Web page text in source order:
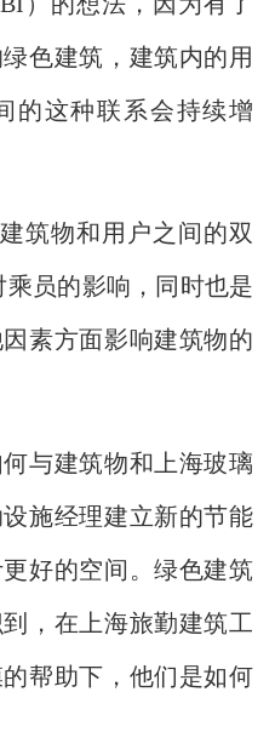
色建筑，建筑内的用
的这种联系会持续增
物和用户之间的双
员的影响，同时也是
素方面影响建筑物的
建筑物和上海玻璃
施经理建立新的节能
好的空间。绿色建筑
，在上海旅勤建筑工
帮助下，他们是如何